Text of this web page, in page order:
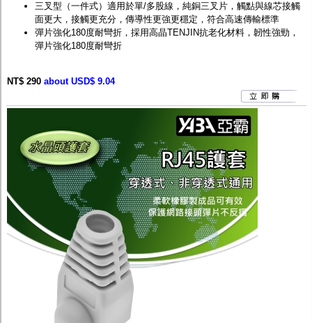
三叉型（一件式）適用於單/多股線，純銅三叉片，觸點與線芯接觸
面更大，接觸更充分，傳導性更強更穩定，符合高速傳輸標準
彈片強化180度耐彎折，採用高晶TENJIN抗老化材料，韌性強勁，
彈片強化180度耐彎折
NT$ 290 about USD$ 9.04